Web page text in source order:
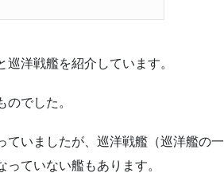
洋戦艦を紹介しています。
でした。
ていましたが、巡洋戦艦（巡洋艦の一
ていない艦もあります。